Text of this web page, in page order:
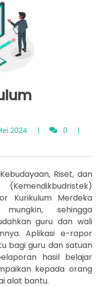
2024 | 0
|
Riset, dan
Kurikulum Merdeka
sehingga
guru dan wali
Aplikasi e-rapor
bagi guru dan satuan
hasil belajar
kepada orang
alat bantu.